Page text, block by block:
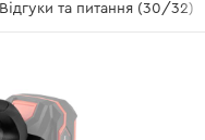
Відгуки та питання (30/32)